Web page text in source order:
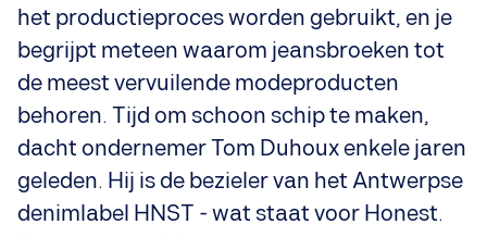
het productieproces worden gebruikt, en je
begrijpt meteen waarom jeansbroeken tot
de meest vervuilende modeproducten
behoren. Tijd om schoon schip te maken,
dacht ondernemer Tom Duhoux enkele jaren
geleden. Hij is de bezieler van het Antwerpse
denimlabel HNST - wat staat voor Honest.